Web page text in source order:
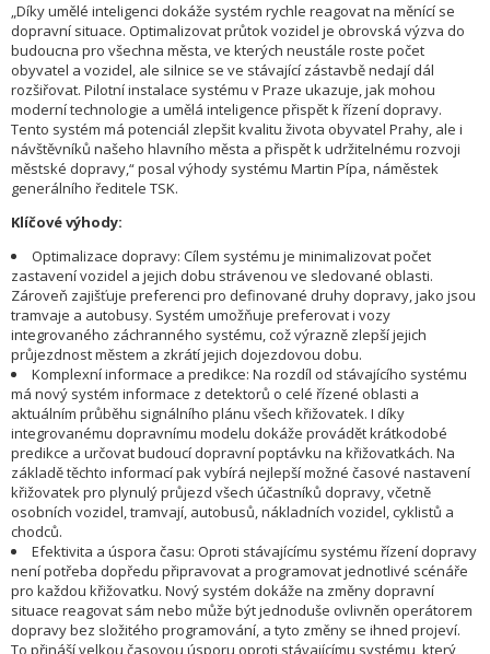
„Díky umělé inteligenci dokáže systém rychle reagovat na měnící se
dopravní situace. Optimalizovat průtok vozidel je obrovská výzva do
budoucna pro všechna města, ve kterých neustále roste počet
obyvatel a vozidel, ale silnice se ve stávající zástavbě nedají dál
rozšiřovat. Pilotní instalace systému v Praze ukazuje, jak mohou
moderní technologie a umělá inteligence přispět k řízení dopravy.
Tento systém má potenciál zlepšit kvalitu života obyvatel Prahy, ale i
návštěvníků našeho hlavního města a přispět k udržitelnému rozvoji
městské dopravy,“ posal výhody systému Martin Pípa, náměstek
generálního ředitele TSK.
Klíčové výhody:
Optimalizace dopravy: Cílem systému je minimalizovat počet
zastavení vozidel a jejich dobu strávenou ve sledované oblasti.
Zároveň zajišťuje preferenci pro definované druhy dopravy, jako jsou
tramvaje a autobusy. Systém umožňuje preferovat i vozy
integrovaného záchranného systému, což výrazně zlepší jejich
průjezdnost městem a zkrátí jejich dojezdovou dobu.
Komplexní informace a predikce: Na rozdíl od stávajícího systému
má nový systém informace z detektorů o celé řízené oblasti a
aktuálním průběhu signálního plánu všech křižovatek. I díky
integrovanému dopravnímu modelu dokáže provádět krátkodobé
predikce a určovat budoucí dopravní poptávku na křižovatkách. Na
základě těchto informací pak vybírá nejlepší možné časové nastavení
křižovatek pro plynulý průjezd všech účastníků dopravy, včetně
osobních vozidel, tramvají, autobusů, nákladních vozidel, cyklistů a
chodců.
Efektivita a úspora času: Oproti stávajícímu systému řízení dopravy
není potřeba dopředu připravovat a programovat jednotlivé scénáře
pro každou křižovatku. Nový systém dokáže na změny dopravní
situace reagovat sám nebo může být jednoduše ovlivněn operátorem
dopravy bez složitého programování, a tyto změny se ihned projeví.